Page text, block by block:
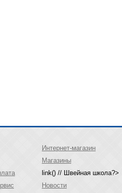
Интернет-магазин
Магазины
link() // Швейная школа?>
Новости